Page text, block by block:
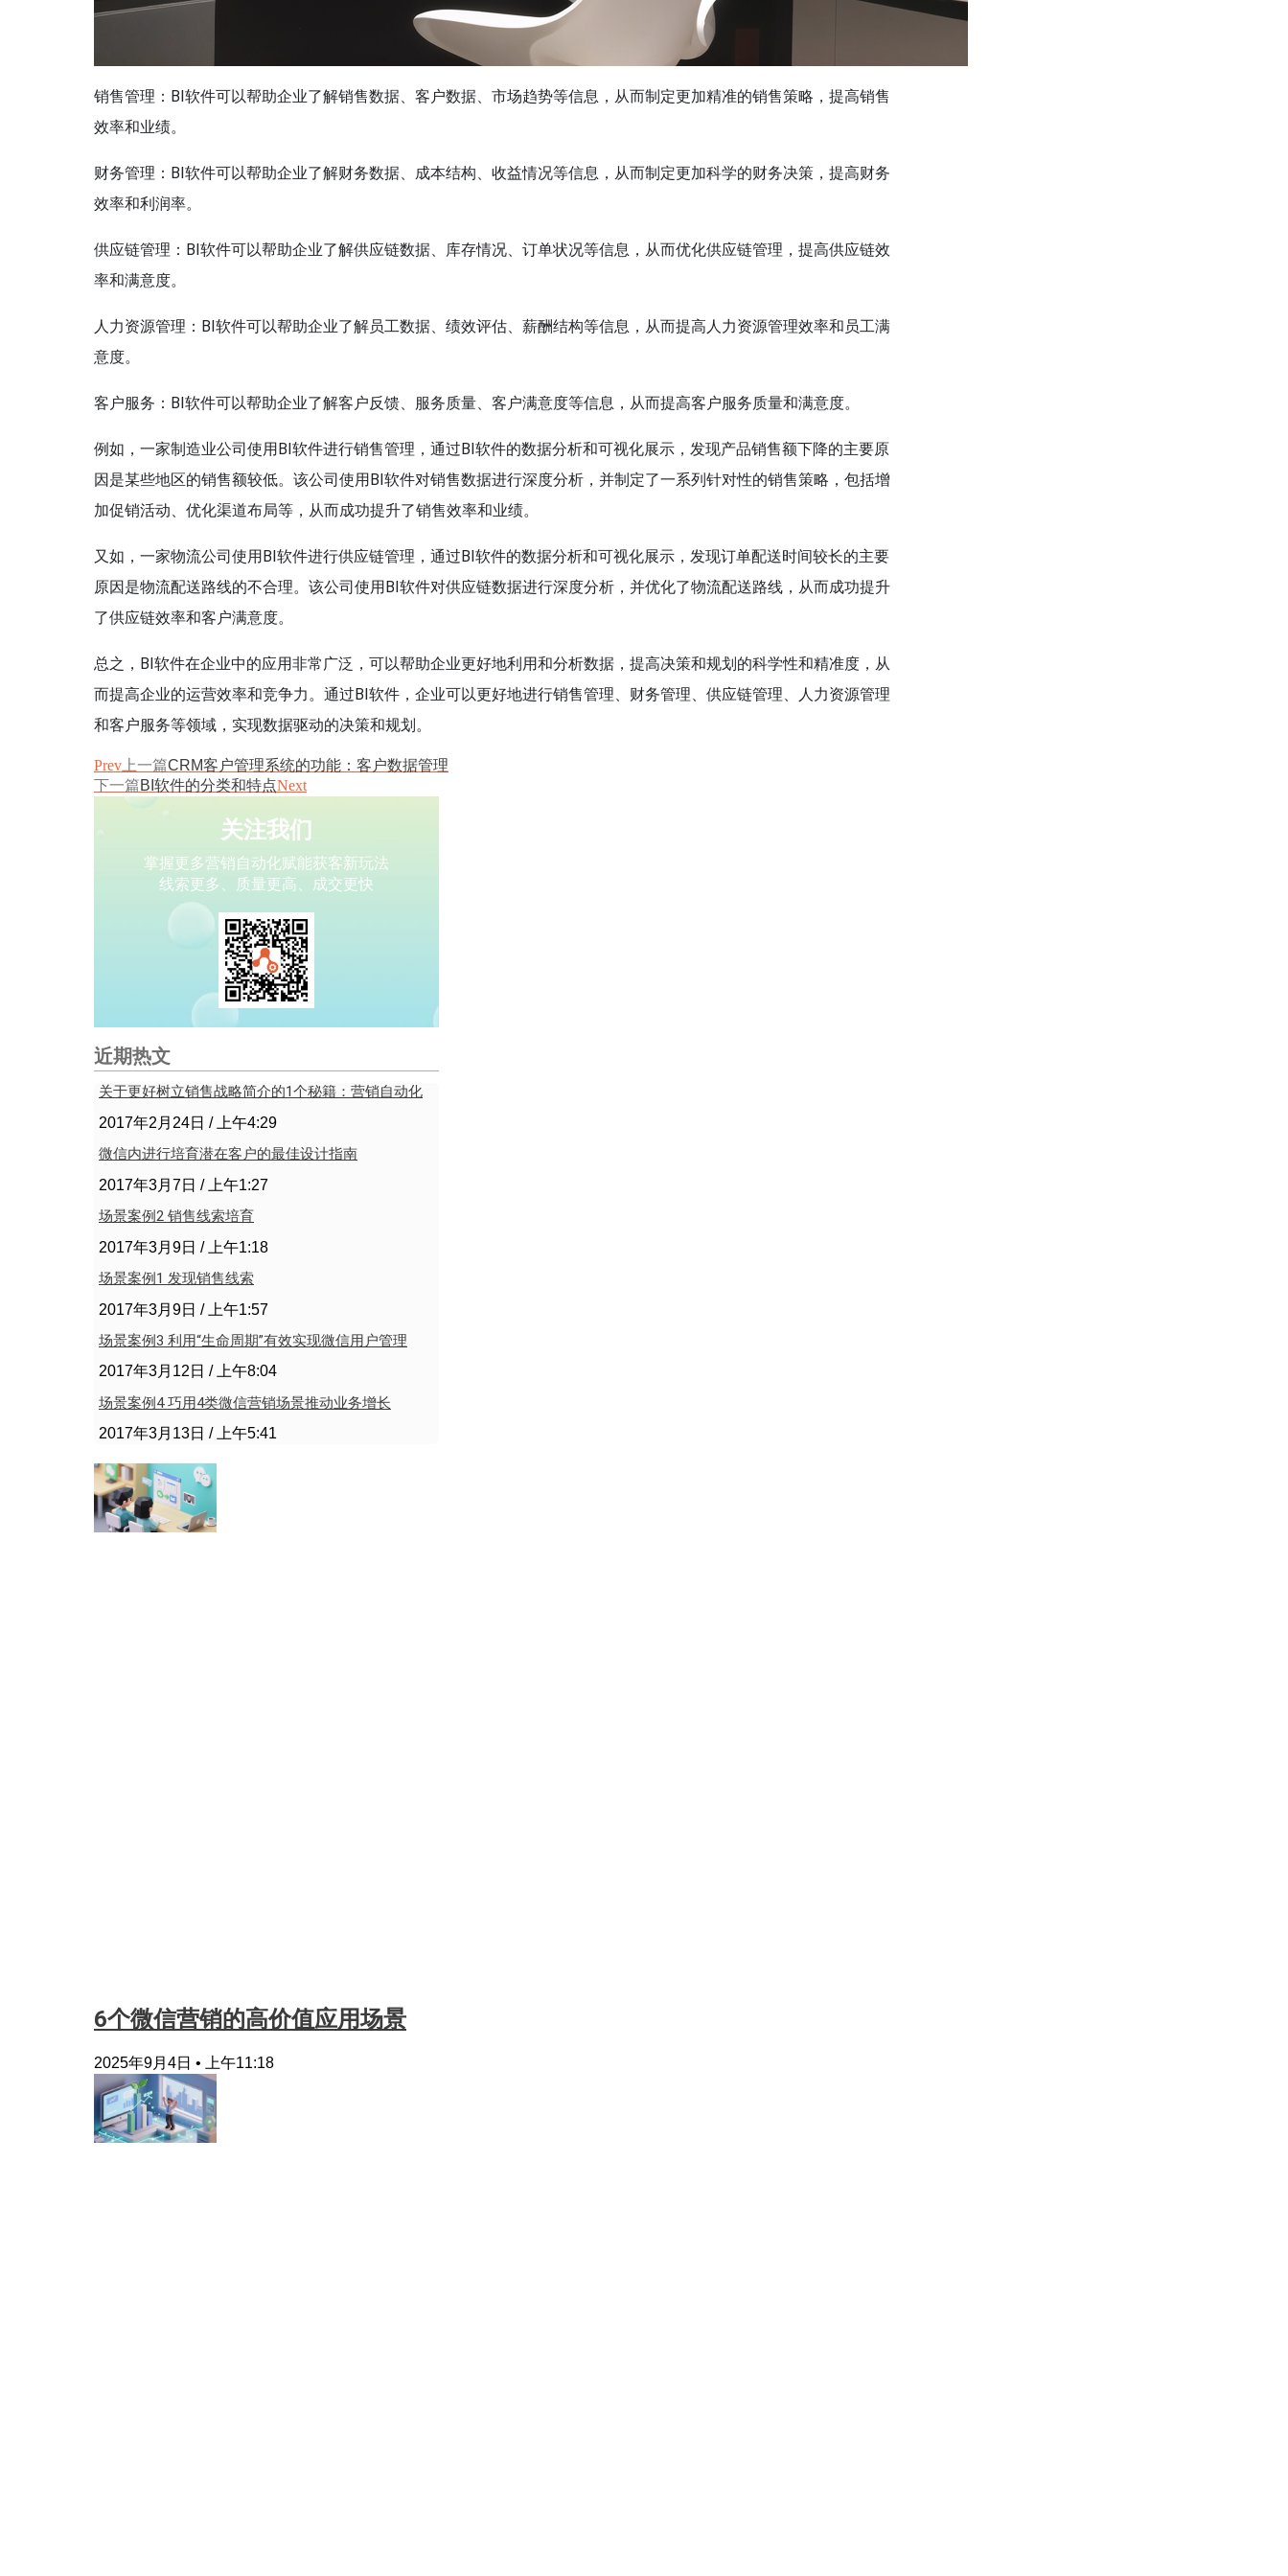
销售管理：BI软件可以帮助企业了解销售数据、客户数据、市场趋势等信息，从而制定更加精准的销售策略，提高销售
效率和业绩。
财务管理：BI软件可以帮助企业了解财务数据、成本结构、收益情况等信息，从而制定更加科学的财务决策，提高财务
效率和利润率。
供应链管理：BI软件可以帮助企业了解供应链数据、库存情况、订单状况等信息，从而优化供应链管理，提高供应链效
率和满意度。
人力资源管理：BI软件可以帮助企业了解员工数据、绩效评估、薪酬结构等信息，从而提高人力资源管理效率和员工满
意度。
客户服务：BI软件可以帮助企业了解客户反馈、服务质量、客户满意度等信息，从而提高客户服务质量和满意度。
例如，一家制造业公司使用BI软件进行销售管理，通过BI软件的数据分析和可视化展示，发现产品销售额下降的主要原
因是某些地区的销售额较低。该公司使用BI软件对销售数据进行深度分析，并制定了一系列针对性的销售策略，包括增
加促销活动、优化渠道布局等，从而成功提升了销售效率和业绩。
又如，一家物流公司使用BI软件进行供应链管理，通过BI软件的数据分析和可视化展示，发现订单配送时间较长的主要
原因是物流配送路线的不合理。该公司使用BI软件对供应链数据进行深度分析，并优化了物流配送路线，从而成功提升
了供应链效率和客户满意度。
总之，BI软件在企业中的应用非常广泛，可以帮助企业更好地利用和分析数据，提高决策和规划的科学性和精准度，从
而提高企业的运营效率和竞争力。通过BI软件，企业可以更好地进行销售管理、财务管理、供应链管理、人力资源管理
和客户服务等领域，实现数据驱动的决策和规划。
Prev 上一篇CRM客户管理系统的功能：客户数据管理
下一篇BI软件的分类和特点Next
关注我们
掌握更多营销自动化赋能获客新玩法
线索更多、质量更高、成交更快
近期热文
关于更好树立销售战略简介的1个秘籍：营销自动化
2017年2月24日 上午4:29
微信内进行培育潜在客户的最佳设计指南
2017年3月7日 上午1:27
场景案例2 销售线索培育
2017年3月9日 上午1:18
场景案例1 发现销售线索
2017年3月9日 上午1:57
场景案例3 利用“生命周期”有效实现微信用户管理
2017年3月12日 上午8:04
场景案例4 巧用4类微信营销场景推动业务增长
2017年3月13日 上午5:41
6个微信营销的高价值应用场景
2025年9月4日 上午11:18